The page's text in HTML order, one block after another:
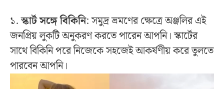
১.স্কার্ট সঙ্গে বিকিনি: সমুদ্র ভ্রমণের ক্ষেত্রে অঞ্জলির এই
জনপ্রিয় লুকটি অনুকরণ করতে পারেন আপনি। স্কার্টের
সাথে বিকিনি পরে নিজেকে সহজেই আকর্ষণীয় করে তুলতে
পারবেন আপনি।